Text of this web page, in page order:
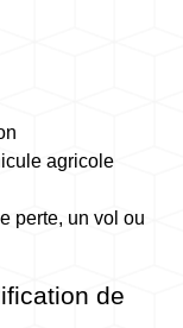
agricole
perte, un vol ou
de